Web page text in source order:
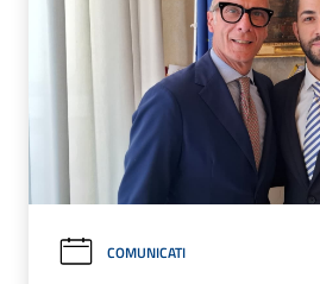
COMUNICATI